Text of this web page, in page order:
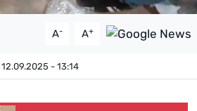
A- A+
12.09.2025 - 13:14